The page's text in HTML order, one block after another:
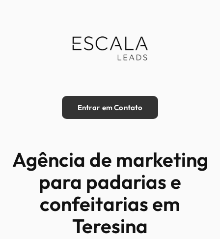
Entrar em Contato
Agência de marketing
para padarias e
confeitarias em
Teresina